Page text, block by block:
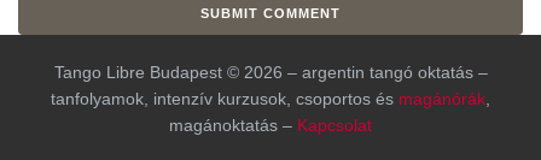
Tango Libre Budapest © 2026 – argentin tangó oktatás –
tanfolyamok, intenzív kurzusok, csoportos és magánórák
magánoktatás – Kapcsolat